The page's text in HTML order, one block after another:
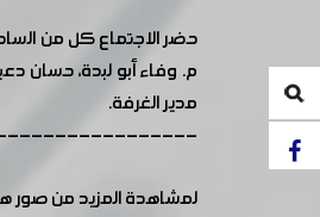
حضر الاجتماع كل من
م. وفاء أبو لبدة، حسان
مدير الغرفة.
لمشاهدة المزيد من صور